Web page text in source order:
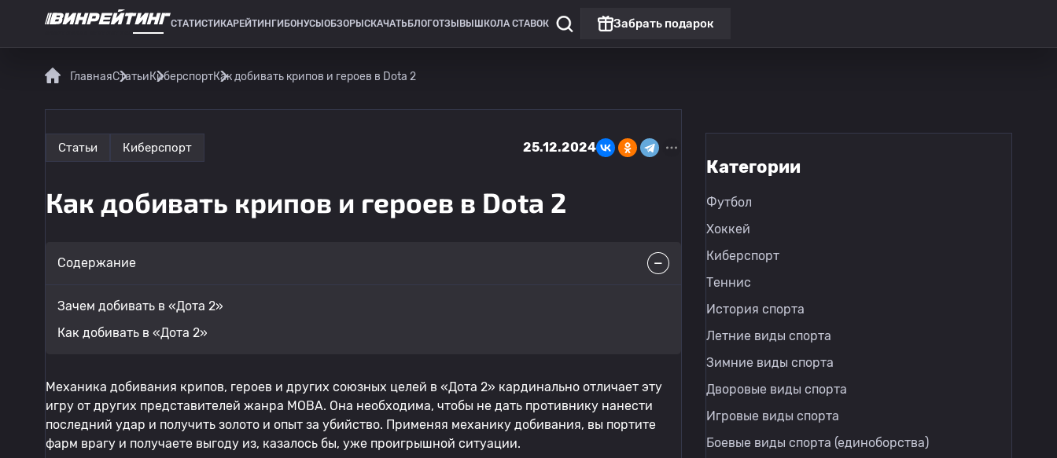
СТАТИСТИКАРЕЙТИНГИ БОНУСЫ ОБЗОРЫ СКАЧАТЬ БЛОГОТЗЫВЫ ШКОЛА СТАВОК Забрать подарок
ГлавнаяСтатьиКиберспортКак добивать крипов и героев в Dota 2
Статьи Киберспорт 25.12.2024
Как добивать крипов и героев в Dota 2
Содержание
Зачем добивать в «Дота 2»
Как добивать в «Дота 2»
Механика добивания крипов, героев и других союзных целей в «Дота 2» кардинально отличает эту
игру от других представителей жанра MOBA. Она необходима, чтобы не дать противнику нанести
последний удар и получить золото и опыт за убийство. Применяя механику добивания, вы портите
фарм врагу и получаете выгоду из, казалось бы, уже проигрышной ситуации.
Категории
Футбол
Хоккей
Киберспорт
Теннис
История спорта
Летние виды спорта
Зимние виды спорта
Дворовые виды спорта
Игровые виды спорта
Боевые виды спорта (единоборства)